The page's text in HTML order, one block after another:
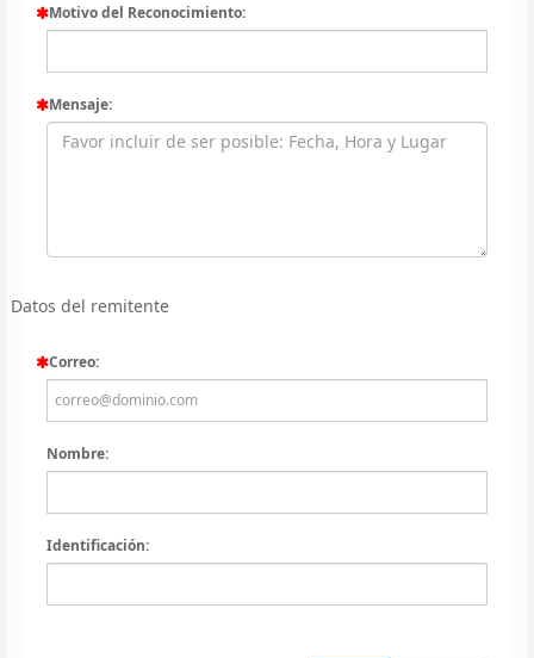
Motivo del Reconocimiento:
Mensaje:
Datos del remitente
Correo:
Nombre:
Identificación: